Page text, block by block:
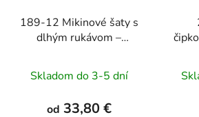
189-12 Mikinové šaty s
dlhým rukávom –
Skladom do 3-5 dní
od 33,80 €